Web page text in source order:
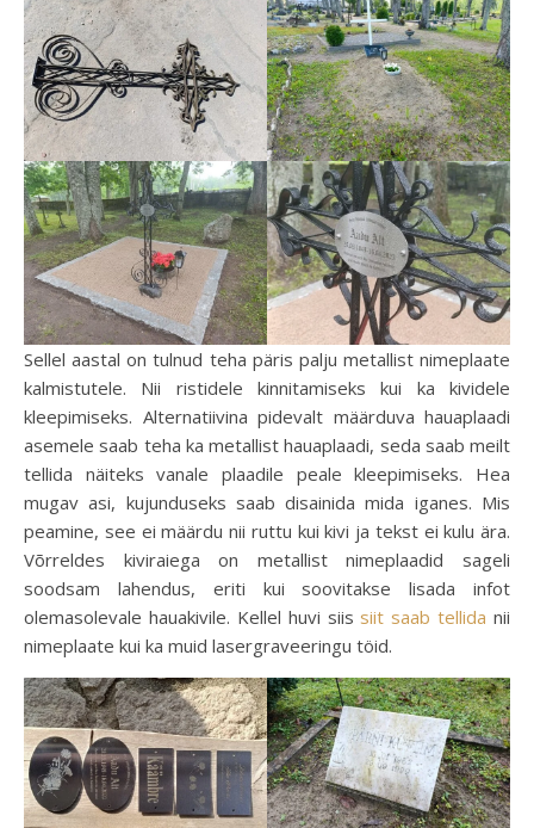
Sellel aastal on tulnud teha päris palju metallist nimeplaate
kalmistutele. Nii ristidele kinnitamiseks kui ka kividele
kleepimiseks. Alternatiivina pidevalt määrduva hauaplaadi
asemele saab teha ka metallist hauaplaadi, seda saab meilt
tellida näiteks vanale plaadile peale kleepimiseks. Hea
mugav asi, kujunduseks saab disainida mida iganes. Mis
peamine, see ei määrdu nii ruttu kui kivi ja tekst ei kulu ära.
Võrreldes kiviraiega on metallist nimeplaadid sageli
soodsam lahendus, eriti kui soovitakse lisada infot
olemasolevale hauakivile. Kellel huvi siis siit saab tellida nii
nimeplaate kui ka muid lasergraveeringu töid.